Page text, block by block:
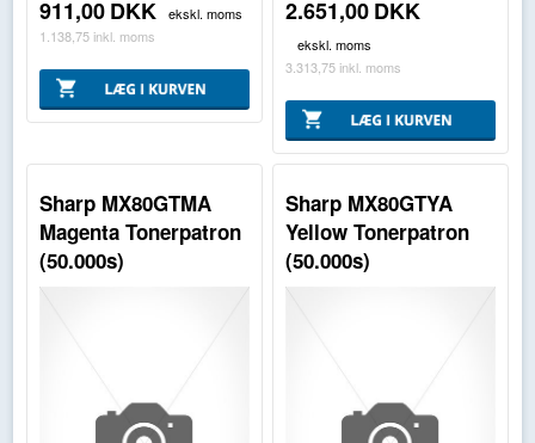
911,00DKK
ekskl. moms
1.138,75 inkl. moms
2.651,00DKK
ekskl. moms
3.313,75 inkl. moms
Sharp MX80GTMA
Magenta Tonerpatron
(50.000s)
Sharp MX80GTYA
Yellow Tonerpatron
(50.000s)